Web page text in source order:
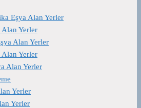
Eşya Alan Yerler
Yerler
Alan Yerler
Yerler
Alan Yerler
Yerler
Yerler